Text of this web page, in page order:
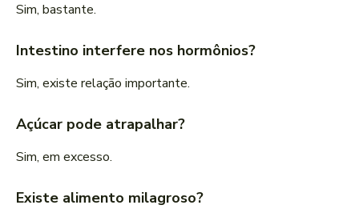
Sim, bastante.
Intestino interfere nos hormônios?
Sim, existe relação importante.
Açúcar pode atrapalhar?
Sim, em excesso.
Existe alimento milagroso?